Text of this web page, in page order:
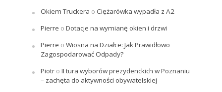
Okiem Truckera o Ciężarówka wypadła z A2
Pierre o Dotacje na wymianę okien i drzwi
Pierre o Wiosna na Działce: Jak Prawidłowo
Zagospodarować Odpady?
Piotro II tura wyborów prezydenckich w Poznaniu
– zachęta do aktywności obywatelskiej